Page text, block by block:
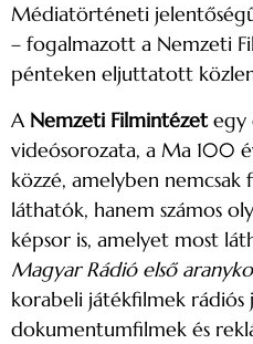
Médiatörténeti
– fogalmazott a Nemzeti
pénteken eljuttatott
A Nemzeti Filmintézetegy
videósorozata, a Ma 100
közzé, amelyben
láthatók, hanem számos
képsor is, amelyet most
Magyar Rádió első
korabeli játékfilmek rádiós
dokumentumfilmek és